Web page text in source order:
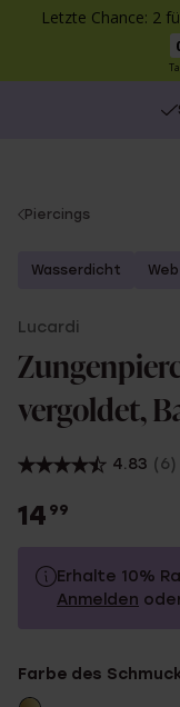
Letzte Chance: 2
You
here:
Piercings
Wasserdicht
Lucardi
vergoldet,
4.83 (6)
14 99
Erhalte 10%
Anmelden
Ohne
Farbe des